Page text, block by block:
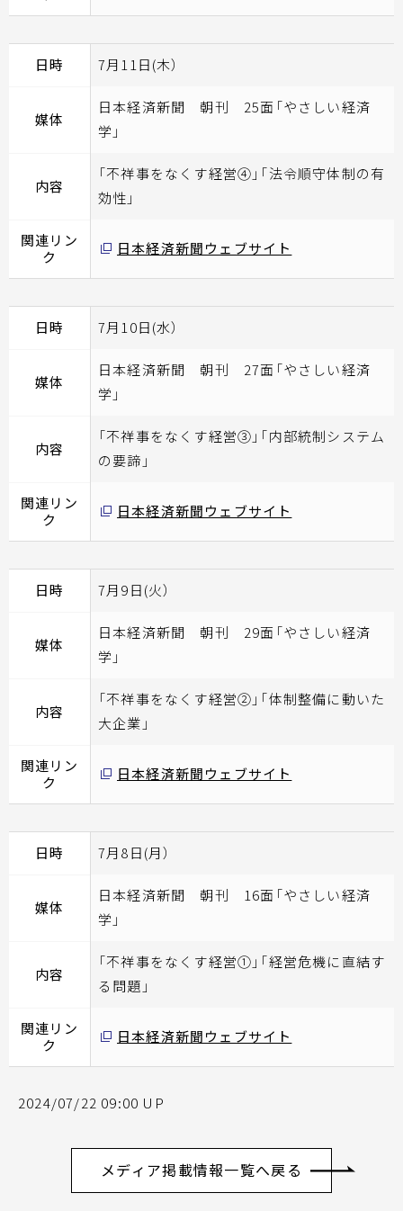
日時 7月11日(木）
媒体
日本経済新聞 朝刊 25面「やさしい経済
学」
内容
「不祥事をなくす経営④」「法令順守体制の有
効性」
関連リン
ク
日本経済新聞ウェブサイト
日時 7月10日(水）
媒体
日本経済新聞 朝刊 27面「やさしい経済
学」
内容
「不祥事をなくす経営③」「内部統制システム
の要諦」
関連リン
ク
日本経済新聞ウェブサイト
日時 7月9日(火）
媒体
日本経済新聞 朝刊 29面「やさしい経済
学」
内容
「不祥事をなくす経営②」「体制整備に動いた
大企業」
関連リン
ク
日本経済新聞ウェブサイト
日時 7月8日(月）
媒体
日本経済新聞 朝刊 16面「やさしい経済
学」
内容
「不祥事をなくす経営①」「経営危機に直結す
る問題」
関連リン
ク
日本経済新聞ウェブサイト
2024/07/22 09:00 UP
メディア掲載情報一覧へ戻る